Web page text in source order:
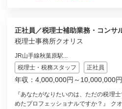
正社員／税理士補助業務・コンサ
税理士事務所クオリス
JR山手線秋葉原駅...
税理士・税務スタッフ
正社員
年収：4,000,000円～10,000,000円
『あなたがなりたいのは、ただの税理
めたプロフェッショナルですか？』 ク